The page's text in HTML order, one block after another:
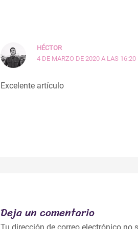
HÉCTOR
4 DE MARZO DE 2020 A LAS 16:20
Excelente artículo
Deja un comentario